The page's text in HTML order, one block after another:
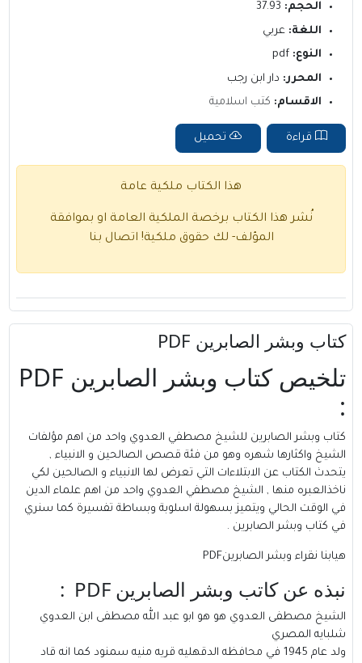
الحجم:
اللغة: عربي
النوع:
المحرر: دار ابن رجب
الاقسام: كتب اسلامية
قراءة تحميل
هذا الكتاب ملكية عامة
نُشر هذا الكتاب برخصة الملكية العامة او بموافقة
المؤلف- لك حقوق ملكية! اتصال بنا
كتاب وبشر الصابرين PDF
تلخيص كتاب وبشر الصابرين PDF
:
كتاب وبشر الصابرين للشيخ مصطفي العدوي واحد من اهم مؤلفات
الشيخ واكثارها شهره وهو من فئة قصص الصالحين و الانبياء ,
يتحدث الكتاب عن الابتلاءات التي تعرض لها الانبياء و الصالحين لكي
ناخذالعبره منها , الشيخ مصطفي العدوي واحد من اهم علماء الدين
في الوقت الحالي ويتميز بسهولة اسلوبة وبساطة تفسيرة كما سنري
في كتاب وبشر الصابرين .
هيابنا نقراء وبشر الصابرينPDF
نبذه عن كاتب وبشر الصابرين PDF :
الشيخ مصطفى العدوي هو هو ابو عبد الله مصطفى ابن العدوي
شلبايه المصري
ولد عام 1945 في محافظه الدقهليه قريه منيه سمنود كما انه قاد